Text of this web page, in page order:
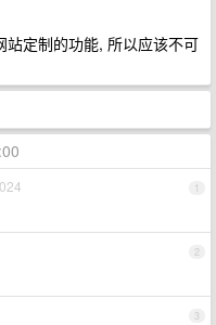
定制的功能, 所以应该不可
1
2
3